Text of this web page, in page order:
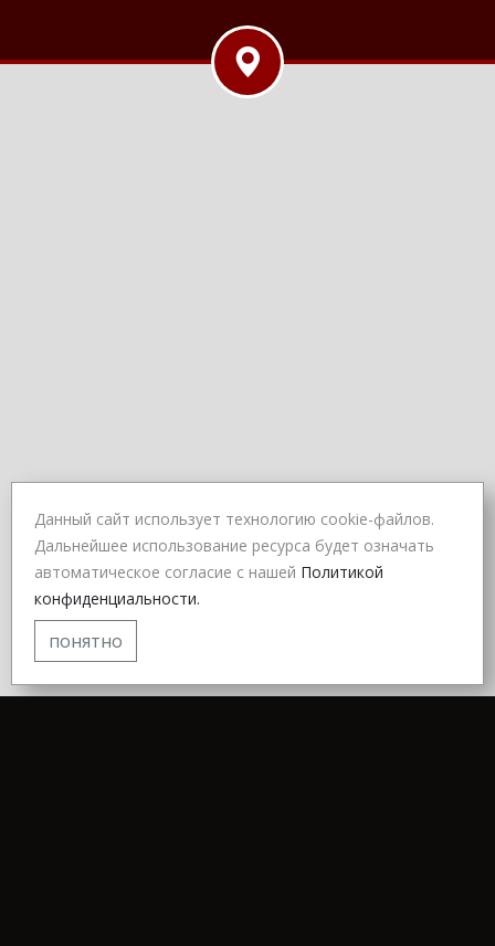
Данный сайт использует технологию cookie-файлов.
Дальнейшее использование ресурса будет означать
автоматическое согласие с нашей Политикой
конфиденциальности.
понятно